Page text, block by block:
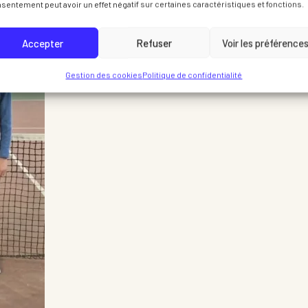
peut avoir un effet négatif sur certaines caractéristiques et fonctions.
Accepter Refuser Voir les préférences
Gestion des cookiesPolitique de confidentialité